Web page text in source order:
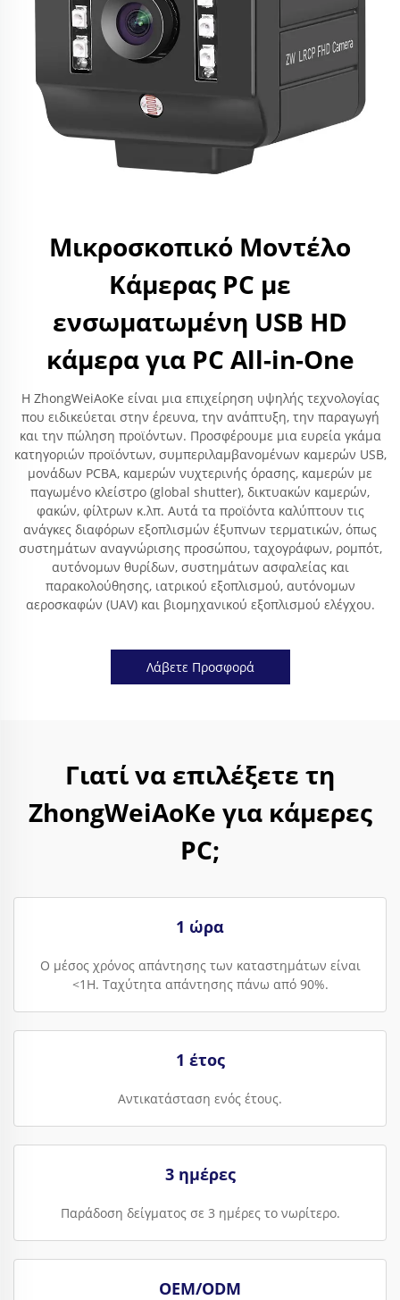
Μικροσκοπικό Μοντέλο
Κάμερας PC με
ενσωματωμένη USB HD
κάμερα για PC All-in-One
Η ZhongWeiAoKe είναι μια επιχείρηση υψηλής τεχνολογίας
που ειδικεύεται στην έρευνα, την ανάπτυξη, την παραγωγή
και την πώληση προϊόντων. Προσφέρουμε μια ευρεία γκάμα
κατηγοριών προϊόντων, συμπεριλαμβανομένων καμερών USB,
μονάδων PCBA, καμερών νυχτερινής όρασης, καμερών με
παγωμένο κλείστρο (global shutter), δικτυακών καμερών,
φακών, φίλτρων κ.λπ. Αυτά τα προϊόντα καλύπτουν τις
ανάγκες διαφόρων εξοπλισμών έξυπνων τερματικών, όπως
συστημάτων αναγνώρισης προσώπου, ταχογράφων, ρομπότ,
αυτόνομων θυρίδων, συστημάτων ασφαλείας και
παρακολούθησης, ιατρικού εξοπλισμού, αυτόνομων
αεροσκαφών (UAV) και βιομηχανικού εξοπλισμού ελέγχου.
Λάβετε Προσφορά
Γιατί να επιλέξετε τη
ZhongWeiAoKe για κάμερες
PC;
1 ώρα
Ο μέσος χρόνος απάντησης των καταστημάτων είναι
<1H. Ταχύτητα απάντησης πάνω από 90%.
1 έτος
Αντικατάσταση ενός έτους.
3 ημέρες
Παράδοση δείγματος σε 3 ημέρες το νωρίτερο.
OEM/ODM